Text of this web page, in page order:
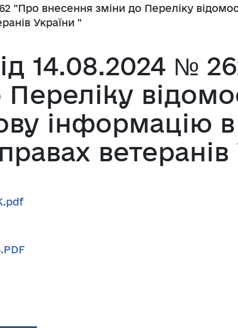
"Про внесення зміни до Переліку
України "
14.08.2024 №
інформацію в